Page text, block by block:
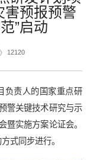
害预报预警
”启动
12120
负责人的国家重点研
警关键技术研究与示
暨实施方案论证会。
式同步进行。